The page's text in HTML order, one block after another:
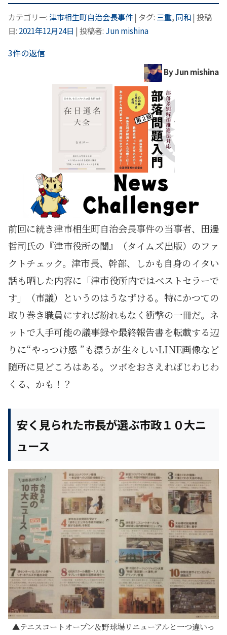
カテゴリー: 津市相生町自治会長事件| タグ: 三重, 同和| 投稿
日: 2021年12月24日 | 投稿者: Jun mishina
3件の返信
By Jun mishina
前回に続き津市相生町自治会長事件の当事者、田邊
哲司氏の『津市役所の闇』（タイムズ出版）のファ
クトチェック。津市長、幹部、しかも自身のイタい
話も晒した内容に「津市役所内ではベストセラーで
す」（市議）というのはうなずける。特にかつての
取り巻き職員にすれば紛れもなく衝撃の一冊だ。ネ
ットで入手可能の議事録や最終報告書を転載する辺
りに“やっつけ感 ”も漂うが生々しいLINE画像など
随所に見どころはある。ツボをおさえればじわじわ
くる、かも！？
安く見られた市長が選ぶ市政１０大ニ
ュース
テニスコートオープン＆野球場リニューアルと一つ違いっ